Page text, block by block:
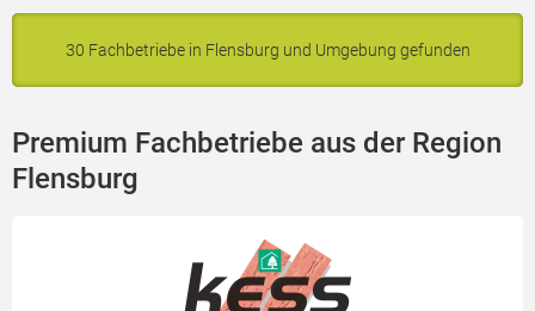
30 Fachbetriebe in Flensburg und Umgebung gefunden
Premium Fachbetriebe aus der Region
Flensburg